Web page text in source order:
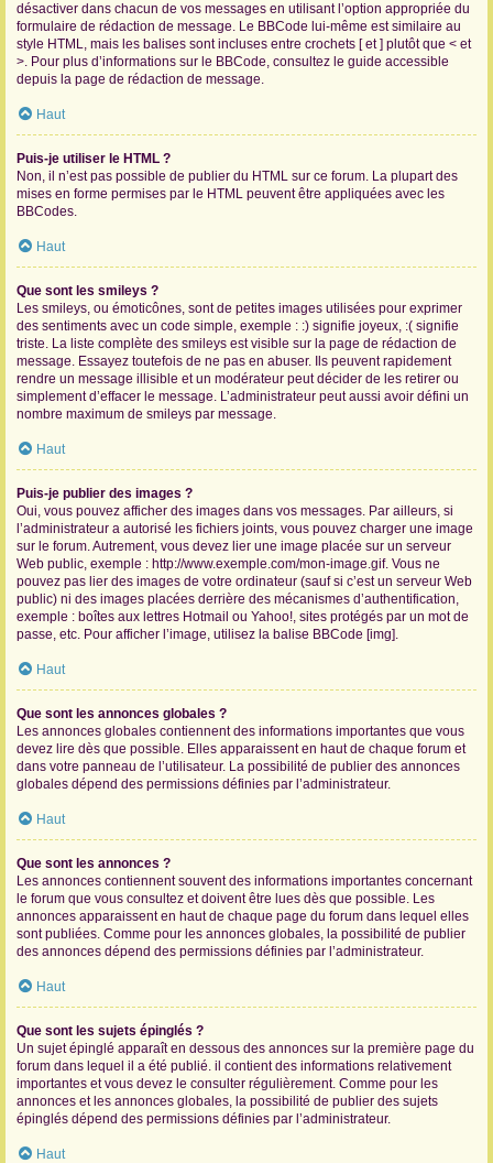
désactiver dans chacun de vos messages en utilisant l’option appropriée du
formulaire de rédaction de message. Le BBCode lui-même est similaire au
style HTML, mais les balises sont incluses entre crochets [ et ] plutôt que < et
>. Pour plus d’informations sur le BBCode, consultez le guide accessible
depuis la page de rédaction de message.
Haut
Puis-je utiliser le HTML ?
Non, il n’est pas possible de publier du HTML sur ce forum. La plupart des
mises en forme permises par le HTML peuvent être appliquées avec les
BBCodes.
Haut
Que sont les smileys ?
Les smileys, ou émoticônes, sont de petites images utilisées pour exprimer
des sentiments avec un code simple, exemple : :) signifie joyeux, :( signifie
triste. La liste complète des smileys est visible sur la page de rédaction de
message. Essayez toutefois de ne pas en abuser. Ils peuvent rapidement
rendre un message illisible et un modérateur peut décider de les retirer ou
simplement d’effacer le message. L’administrateur peut aussi avoir défini un
nombre maximum de smileys par message.
Haut
Puis-je publier des images ?
Oui, vous pouvez afficher des images dans vos messages. Par ailleurs, si
l’administrateur a autorisé les fichiers joints, vous pouvez charger une image
sur le forum. Autrement, vous devez lier une image placée sur un serveur
Web public, exemple : http://www.exemple.com/mon-image.gif. Vous ne
pouvez pas lier des images de votre ordinateur (sauf si c’est un serveur Web
public) ni des images placées derrière des mécanismes d’authentification,
exemple : boîtes aux lettres Hotmail ou Yahoo!, sites protégés par un mot de
passe, etc. Pour afficher l’image, utilisez la balise BBCode [img].
Haut
Que sont les annonces globales ?
Les annonces globales contiennent des informations importantes que vous
devez lire dès que possible. Elles apparaissent en haut de chaque forum et
dans votre panneau de l’utilisateur. La possibilité de publier des annonces
globales dépend des permissions définies par l’administrateur.
Haut
Que sont les annonces ?
Les annonces contiennent souvent des informations importantes concernant
le forum que vous consultez et doivent être lues dès que possible. Les
annonces apparaissent en haut de chaque page du forum dans lequel elles
sont publiées. Comme pour les annonces globales, la possibilité de publier
des annonces dépend des permissions définies par l’administrateur.
Haut
Que sont les sujets épinglés ?
Un sujet épinglé apparaît en dessous des annonces sur la première page du
forum dans lequel il a été publié. il contient des informations relativement
importantes et vous devez le consulter régulièrement. Comme pour les
annonces et les annonces globales, la possibilité de publier des sujets
épinglés dépend des permissions définies par l’administrateur.
Haut